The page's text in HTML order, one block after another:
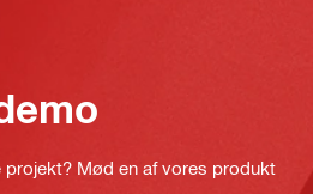
Mød en af vores produkt